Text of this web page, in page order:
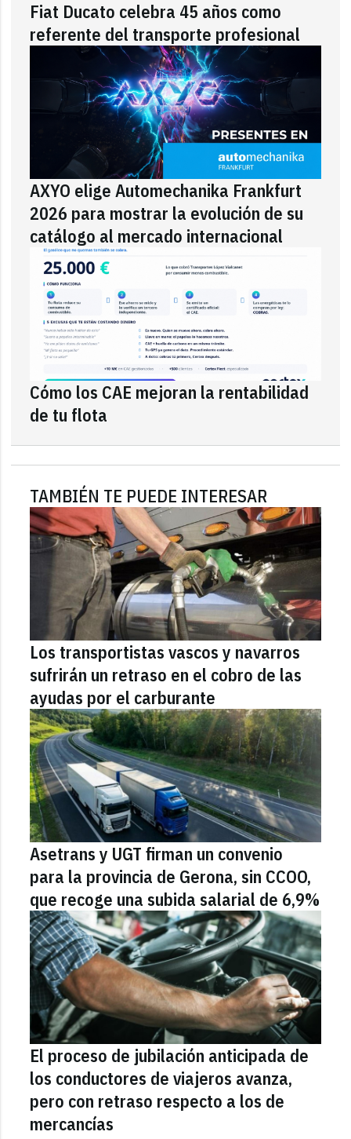
Fiat Ducato celebra 45 años como
referente del transporte profesional
AXYO elige Automechanika Frankfurt
2026 para mostrar la evolución de su
catálogo al mercado internacional
Cómo los CAE mejoran la rentabilidad
de tu flota
TAMBIÉN TE PUEDE INTERESAR
Los transportistas vascos y navarros
sufrirán un retraso en el cobro de las
ayudas por el carburante
Asetrans y UGT firman un convenio
para la provincia de Gerona, sin CCOO,
que recoge una subida salarial de 6,9%
El proceso de jubilación anticipada de
los conductores de viajeros avanza,
pero con retraso respecto a los de
mercancías